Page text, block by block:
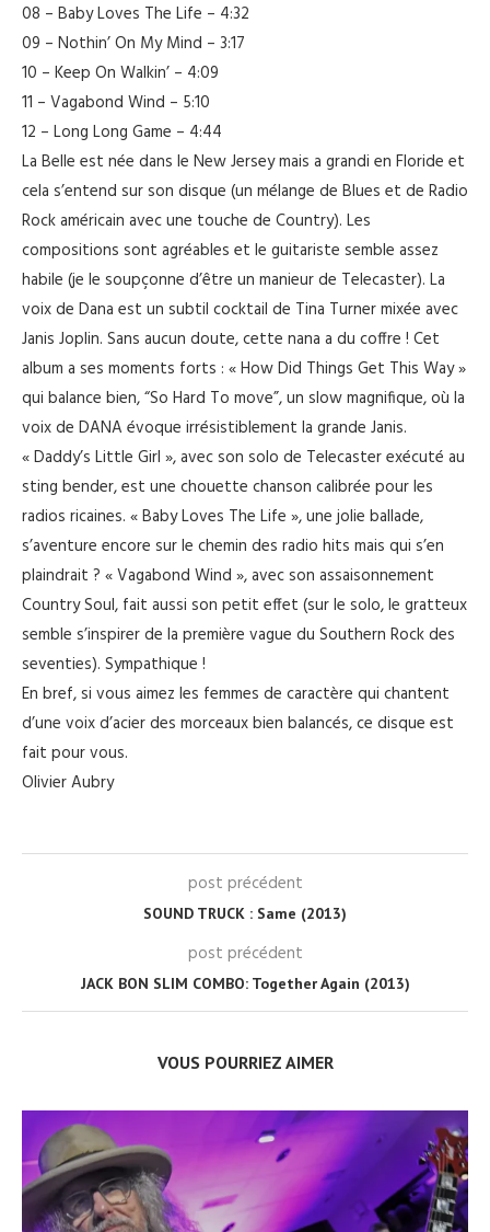
08 – Baby Loves The Life – 4:32
09 – Nothin’ On My Mind – 3:17
10 – Keep On Walkin’ – 4:09
11 – Vagabond Wind – 5:10
12 – Long Long Game – 4:44
La Belle est née dans le New Jersey mais a grandi en Floride et
cela s’entend sur son disque (un mélange de Blues et de Radio
Rock américain avec une touche de Country). Les
compositions sont agréables et le guitariste semble assez
habile (je le soupçonne d’être un manieur de Telecaster). La
voix de Dana est un subtil cocktail de Tina Turner mixée avec
Janis Joplin. Sans aucun doute, cette nana a du coffre ! Cet
album a ses moments forts : « How Did Things Get This Way »
qui balance bien, “So Hard To move”, un slow magnifique, où la
voix de DANA évoque irrésistiblement la grande Janis.
« Daddy’s Little Girl », avec son solo de Telecaster exécuté au
sting bender, est une chouette chanson calibrée pour les
radios ricaines. « Baby Loves The Life », une jolie ballade,
s’aventure encore sur le chemin des radio hits mais qui s’en
plaindrait ? « Vagabond Wind », avec son assaisonnement
Country Soul, fait aussi son petit effet (sur le solo, le gratteux
semble s’inspirer de la première vague du Southern Rock des
seventies). Sympathique !
En bref, si vous aimez les femmes de caractère qui chantent
d’une voix d’acier des morceaux bien balancés, ce disque est
fait pour vous.
Olivier Aubry
post précédent
SOUND TRUCK : Same (2013)
post précédent
JACK BON SLIM COMBO: Together Again (2013)
VOUS POURRIEZ AIMER